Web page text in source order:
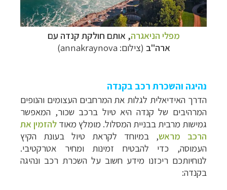
מפלי הניאגרה, אותם חולקת קנדה עם
ארה"ב (צילום: annakraynova)
נהיגה והשכרת רכב בקנדה
הדרך האידיאלית לגלות את המרחבים העצומים והנופים
המרהיבים של קנדה היא טיול ברכב שכור, המאפשר
גמישות מרבית בבניית המסלול. מומלץ מאוד להזמין את
הרכב מראש, במיוחד לקראת טיול בעונת הקיץ
העמוסה, כדי להבטיח זמינות ומחיר אטרקטיבי.
לנוחיותכם ריכזנו מידע חשוב על השכרת רכב ונהיגה
בקנדה: